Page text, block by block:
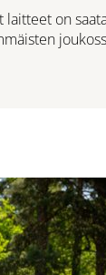
on